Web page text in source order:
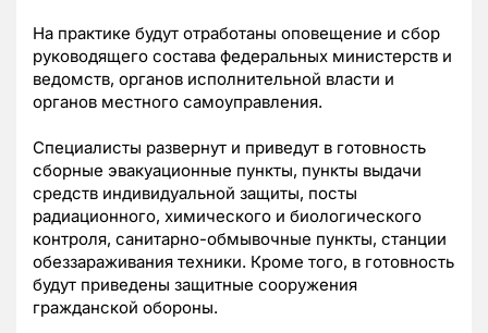
На практике будут отработаны оповещение и сбор
руководящего состава федеральных министерств и
ведомств, органов исполнительной власти и
органов местного самоуправления.
Специалисты развернут и приведут в готовность
сборные эвакуационные пункты, пункты выдачи
средств индивидуальной защиты, посты
радиационного, химического и биологического
контроля, санитарно-обмывочные пункты, станции
обеззараживания техники. Кроме того, в готовность
будут приведены защитные сооружения
гражданской обороны.